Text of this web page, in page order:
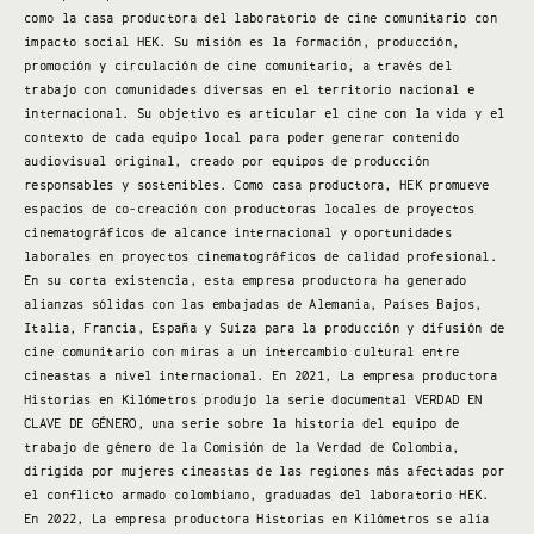
como la casa productora del laboratorio de cine comunitario con
impacto social HEK. Su misión es la formación, producción,
promoción y circulación de cine comunitario, a través del
trabajo con comunidades diversas en el territorio nacional e
internacional. Su objetivo es articular el cine con la vida y el
contexto de cada equipo local para poder generar contenido
audiovisual original, creado por equipos de producción
responsables y sostenibles. Como casa productora, HEK promueve
espacios de co-creación con productoras locales de proyectos
cinematográficos de alcance internacional y oportunidades
laborales en proyectos cinematográficos de calidad profesional.
En su corta existencia, esta empresa productora ha generado
alianzas sólidas con las embajadas de Alemania, Países Bajos,
Italia, Francia, España y Suiza para la producción y difusión de
cine comunitario con miras a un intercambio cultural entre
cineastas a nivel internacional. En 2021, La empresa productora
Historias en Kilómetros produjo la serie documental VERDAD EN
CLAVE DE GÉNERO, una serie sobre la historia del equipo de
trabajo de género de la Comisión de la Verdad de Colombia,
dirigida por mujeres cineastas de las regiones más afectadas por
el conflicto armado colombiano, graduadas del laboratorio HEK.
En 2022, La empresa productora Historias en Kilómetros se alía